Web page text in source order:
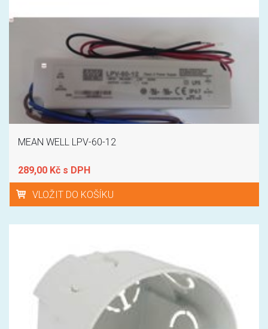
MEAN WELL LPV-60-12
289,00 Kč s DPH
VLOŽIT DO KOŠÍKU